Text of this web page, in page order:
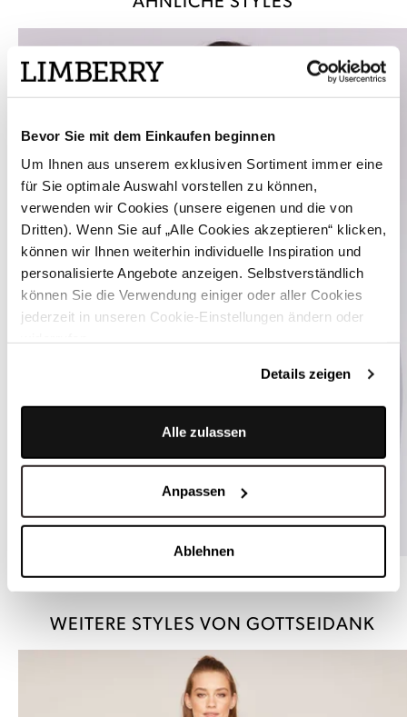
Bevor Sie mit dem Einkaufen beginnen
Um Ihnen aus unserem exklusiven Sortiment immer eine
für Sie optimale Auswahl vorstellen zu können,
verwenden wir Cookies (unsere eigenen und die von
Dritten). Wenn Sie auf „Alle Cookies akzeptieren“ klicken,
können wir Ihnen weiterhin individuelle Inspiration und
personalisierte Angebote anzeigen. Selbstverständlich
können Sie die Verwendung einiger oder aller Cookies
jederzeit in unseren Cookie-Einstellungen ändern oder
Details zeigen
Alle zulassen
Anpassen
Ablehnen
WEITERE STYLES VON GOTTSEIDANK